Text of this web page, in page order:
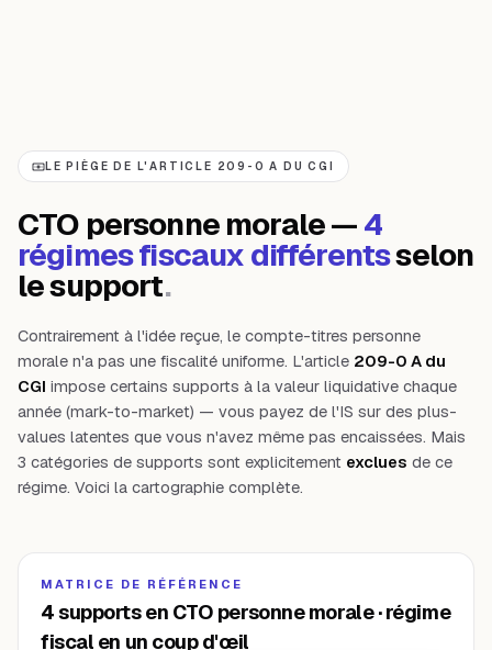
LE PIÈGE DE L'ARTICLE 209-0 A DU CGI
CTO personne morale —4
régimes fiscaux différentsselon
le support.
Contrairement à l'idée reçue, le compte-titres personne
morale n'a pas une fiscalité uniforme. L'article 209-0 A du
CGI impose certains supports à la valeur liquidative chaque
année (mark-to-market) — vous payez de l'IS sur des plus-
values latentes que vous n'avez même pas encaissées. Mais
3 catégories de supports sont explicitement exclues de ce
régime. Voici la cartographie complète.
MATRICE DE RÉFÉRENCE
4 supports en CTO personne morale · régime
fiscal en un coup d'œil